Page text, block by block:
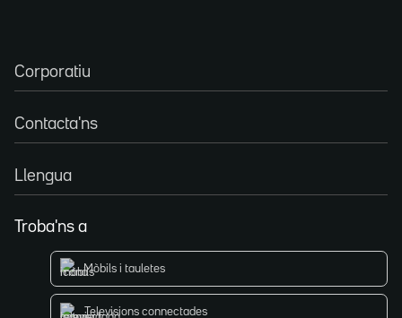
Corporatiu
Contacta'ns
Llengua
Troba'ns a
Mòbils i tauletes
Televisions connectades